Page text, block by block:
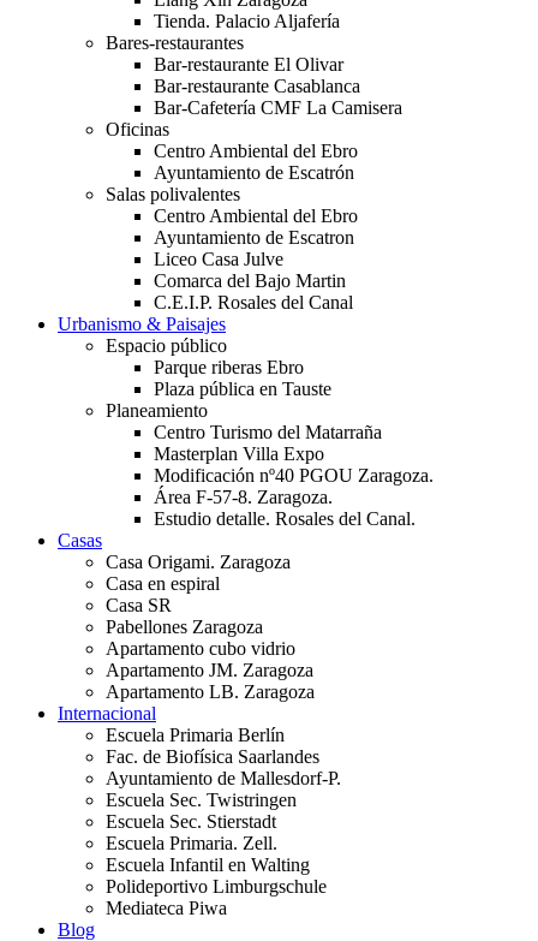
Tienda. Palacio Aljafería
Bares-restaurantes
Bar-restaurante El Olivar
Bar-restaurante Casablanca
Bar-Cafetería CMF La Camisera
Oficinas
Centro Ambiental del Ebro
Ayuntamiento de Escatrón
Salas polivalentes
Centro Ambiental del Ebro
Ayuntamiento de Escatron
Liceo Casa Julve
Comarca del Bajo Martin
C.E.I.P. Rosales del Canal
Urbanismo & Paisajes
Espacio público
Parque riberas Ebro
Plaza pública en Tauste
Planeamiento
Centro Turismo del Matarraña
Masterplan Villa Expo
Modificación nº40 PGOU Zaragoza.
Área F-57-8. Zaragoza.
Estudio detalle. Rosales del Canal.
Casas
Casa Origami. Zaragoza
Casa en espiral
Casa SR
Pabellones Zaragoza
Apartamento cubo vidrio
Apartamento JM. Zaragoza
Apartamento LB. Zaragoza
Internacional
Escuela Primaria Berlín
Fac. de Biofísica Saarlandes
Ayuntamiento de Mallesdorf-P.
Escuela Sec. Twistringen
Escuela Sec. Stierstadt
Escuela Primaria. Zell.
Escuela Infantil en Walting
Polideportivo Limburgschule
Mediateca Piwa
Blog